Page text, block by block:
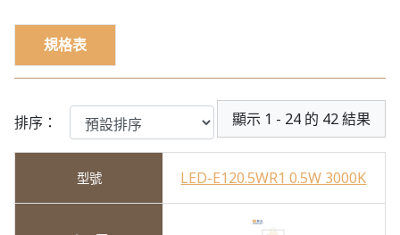
規格表
排序： 顯示 1 - 24 的 42 結果
LED-E120.5WR1 0.5W 3000K